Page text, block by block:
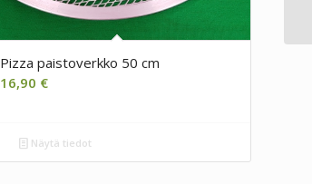
Pizza paistoverkko 50 cm
16,90 €
Näytä tiedot